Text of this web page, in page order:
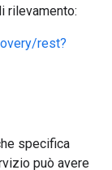
rilevamento:
rest?
specifica
può avere